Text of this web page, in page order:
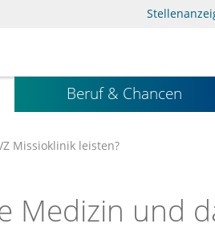
Beruf & Chancen
Missioklinik leisten?
Medizin und